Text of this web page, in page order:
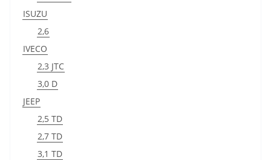
ISUZU
2,6
IVECO
2,3 JTC
3,0 D
JEEP
2,5 TD
2,7 TD
3,1 TD